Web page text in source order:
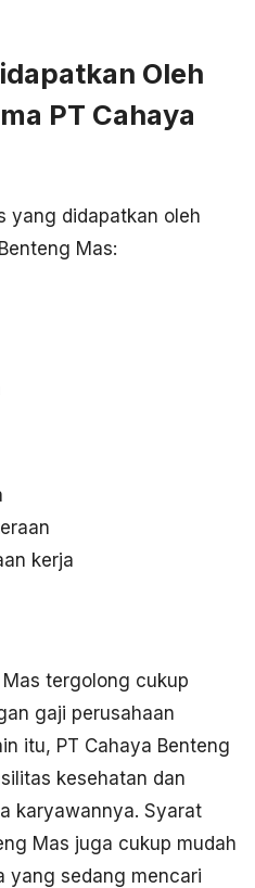
Oleh
PT Cahaya
yang didapatkan oleh
Mas:
kerja
tergolong cukup
gaji perusahaan
itu, PT Cahaya Benteng
kesehatan dan
karyawannya. Syarat
Mas juga cukup mudah
yang sedang mencari